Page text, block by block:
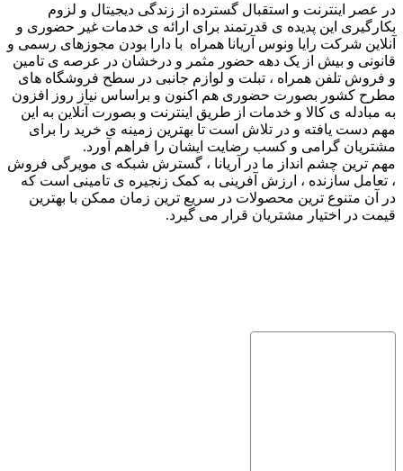
در عصر اینترنت و استقبال گسترده از زندگی دیجیتال و لزوم
بکارگیری این پدیده ی قدرتمند برای ارائه ی خدمات غیر حضوری و
آنلاین شرکت رایا ونوس آریانا همراه با دارا بودن مجوزهای رسمی و
قانونی و بیش از یک دهه حضور مثمر و درخشان در عرصه ی تامین
و فروش تلفن همراه ، تبلت و لوازم جانبی در سطح فروشگاه های
مطرح کشور بصورت حضوری هم اکنون و براساس نیاز روز افزون
به مبادله ی کالا و خدمات از طریق اینترنت و بصورت آنلاین به این
مهم دست یافته و در تلاش است تا بهترین زمینه ی خرید را برای
مشتریان گرامی و کسب رضایت ایشان را فراهم آورد.
مهم ترین چشم انداز ما در آریانا ، گسترش شبکه ی مویرگی فروش
، تعامل سازنده ، ارزش آفرینی به کمک زنجیره ی تامینی است که
در آن متنوع ترین محصولات در سریع ترین زمان ممکن با بهترین
قیمت در اختیار مشتریان قرار می گیرد.